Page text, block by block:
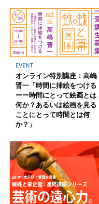
EVENT
オンライン特別講座：高嶋
晋一「時間に挿絵をつける
ーー時間にとって絵画とは
何か？あるいは絵画を見る
ことにとって時間とは何
か？」